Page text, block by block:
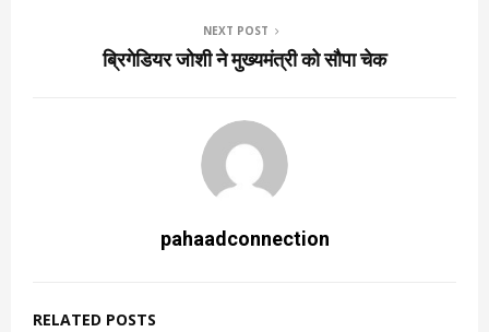
NEXT POST
ब्रिगेडियर जोशी ने मुख्यमंत्री को सौपा चेक
pahaadconnection
RELATED POSTS